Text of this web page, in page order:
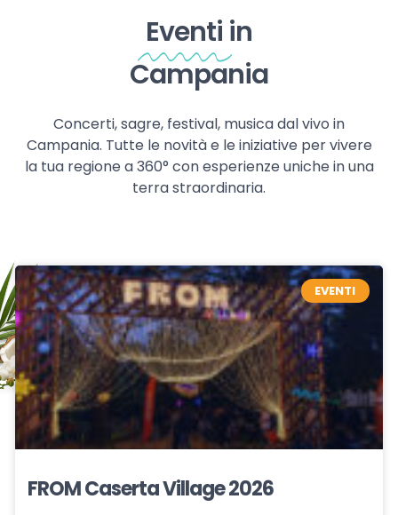
Eventi in
Campania
Concerti, sagre, festival, musica dal vivo in
Campania. Tutte le novità e le iniziative per vivere
la tua regione a 360° con esperienze uniche in una
terra straordinaria.
EVENTI
FROM Caserta Village 2026